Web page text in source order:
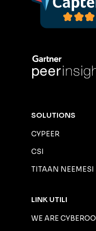
SOLUTIONS
CYPEER
CSI
TITAAN NEEMESI
LINK UTILI
WE ARE CYBEROO